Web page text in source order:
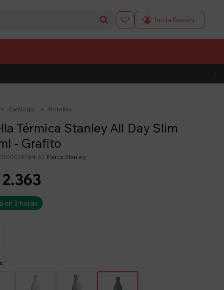

Catálogo Botellas
Térmica Stanley All Day Slim
- Grafito
61 Stanley
2.363
en 2 horas